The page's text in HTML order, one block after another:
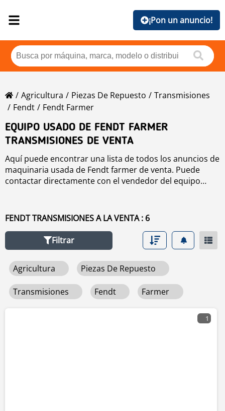
¡Pon un anuncio!
Agricultura Piezas De Repuesto
Transmisiones
Fendt
Fendt Farmer
EQUIPO USADO DE FENDT FARMER
TRANSMISIONES DE VENTA
Aquí puede encontrar una lista de todos los anuncios de
maquinaria usada de Fendt farmer de venta. Puede
contactar directamente con el vendedor del equipo
utilice la herramienta de búsqueda de la izquierda.
FENDT TRANSMISIONES A LA VENTA : 6
Filtrar
Agricultura Piezas De Repuesto
Transmisiones Fendt Farmer
1